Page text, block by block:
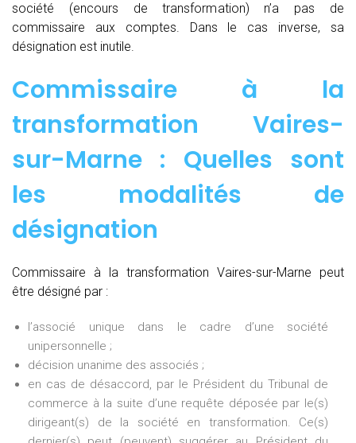
société (encours de transformation) n’a pas de
commissaire aux comptes. Dans le cas inverse, sa
désignation est inutile.
Commissaire à la
transformation Vaires-
sur-Marne : Quelles sont
les modalités de
désignation
Commissaire à la transformation Vaires-sur-Marne peut
être désigné par :
l’associé unique dans le cadre d’une société
unipersonnelle ;
décision unanime des associés ;
en cas de désaccord, par le Président du Tribunal de
commerce à la suite d’une requête déposée par le(s)
dirigeant(s) de la société en transformation. Ce(s)